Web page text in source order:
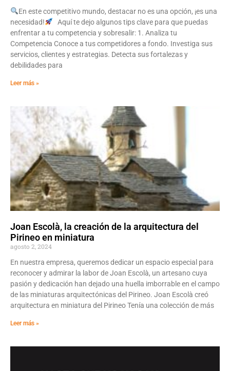
En este competitivo mundo, destacar no es una opción, ¡es una
necesidad!
Aquí te dejo algunos tips clave para que puedas
enfrentar a tu competencia y sobresalir: 1. Analiza tu
Competencia Conoce a tus competidores a fondo. Investiga sus
servicios, clientes y estrategias. Detecta sus fortalezas y
debilidades para
Leer más »
Joan Escolà, la creación de la arquitectura del
Pirineo en miniatura
agosto 2, 2024
En nuestra empresa, queremos dedicar un espacio especial para
reconocer y admirar la labor de Joan Escolà, un artesano cuya
pasión y dedicación han dejado una huella imborrable en el campo
de las miniaturas arquitectónicas del Pirineo. Joan Escolà creó
arquitectura en miniatura del Pirineo Tenía una colección de más
Leer más »